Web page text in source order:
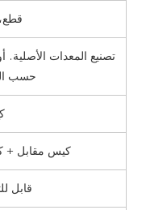
تصنيع المعدات الأصلية.
حسب
كيس مقابل +
قابل